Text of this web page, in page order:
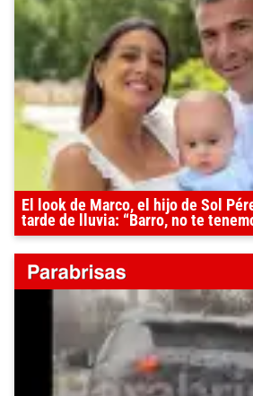
El look de Marco, el hijo de Sol
tarde de lluvia: “Barro, no te